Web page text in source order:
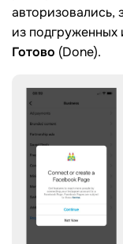
авторизовались,
из
Готово (Done).